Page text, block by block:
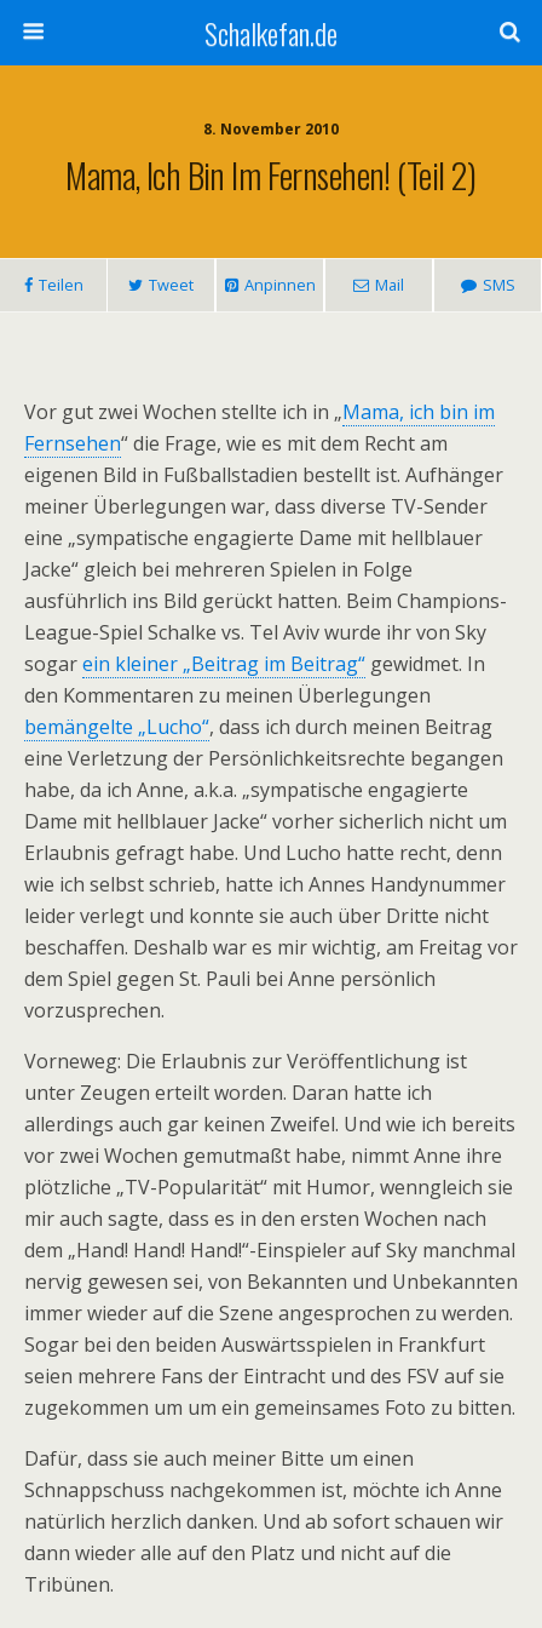
Schalkefan.de
8. November 2010
Mama, Ich Bin Im Fernsehen! (Teil 2)
Teilen Tweet Anpinnen Mail SMS
Vor gut zwei Wochen stellte ich in „Mama, ich bin im
Fernsehen“ die Frage, wie es mit dem Recht am
eigenen Bild in Fußballstadien bestellt ist. Aufhänger
meiner Überlegungen war, dass diverse TV-Sender
eine „sympatische engagierte Dame mit hellblauer
Jacke“ gleich bei mehreren Spielen in Folge
ausführlich ins Bild gerückt hatten. Beim Champions-
League-Spiel Schalke vs. Tel Aviv wurde ihr von Sky
sogarein kleiner „Beitrag im Beitrag“ gewidmet. In
den Kommentaren zu meinen Überlegungen
bemängelte „Lucho“, dass ich durch meinen Beitrag
eine Verletzung der Persönlichkeitsrechte begangen
habe, da ich Anne, a.k.a. „sympatische engagierte
Dame mit hellblauer Jacke“ vorher sicherlich nicht um
Erlaubnis gefragt habe. Und Lucho hatte recht, denn
wie ich selbst schrieb, hatte ich Annes Handynummer
leider verlegt und konnte sie auch über Dritte nicht
beschaffen. Deshalb war es mir wichtig, am Freitag vor
dem Spiel gegen St. Pauli bei Anne persönlich
vorzusprechen.
Vorneweg: Die Erlaubnis zur Veröffentlichung ist
unter Zeugen erteilt worden. Daran hatte ich
allerdings auch gar keinen Zweifel. Und wie ich bereits
vor zwei Wochen gemutmaßt habe, nimmt Anne ihre
plötzliche „TV-Popularität“ mit Humor, wenngleich sie
mir auch sagte, dass es in den ersten Wochen nach
dem „Hand! Hand! Hand!“-Einspieler auf Sky manchmal
nervig gewesen sei, von Bekannten und Unbekannten
immer wieder auf die Szene angesprochen zu werden.
Sogar bei den beiden Auswärtsspielen in Frankfurt
seien mehrere Fans der Eintracht und des FSV auf sie
zugekommen um um ein gemeinsames Foto zu bitten.
Dafür, dass sie auch meiner Bitte um einen
Schnappschuss nachgekommen ist, möchte ich Anne
natürlich herzlich danken. Und ab sofort schauen wir
dann wieder alle auf den Platz und nicht auf die
Tribünen.